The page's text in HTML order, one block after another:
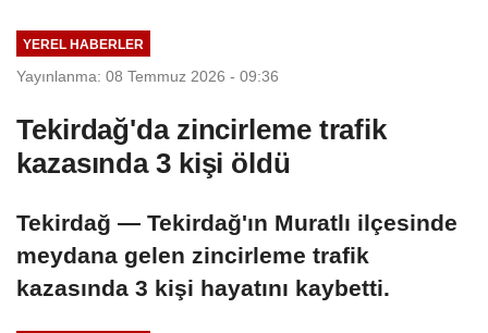
YEREL HABERLER
Yayınlanma: 08 Temmuz 2026 - 09:36
Tekirdağ'da zincirleme trafik
kazasında 3 kişi öldü
Tekirdağ — Tekirdağ'ın Muratlı ilçesinde
meydana gelen zincirleme trafik
kazasında 3 kişi hayatını kaybetti.